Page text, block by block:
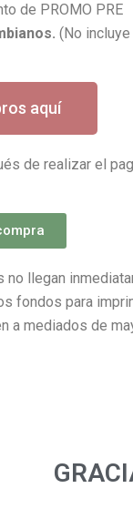
de PROMO PRE
(No
aquí
de realizar el
no llegan
fondos para
a mediados de